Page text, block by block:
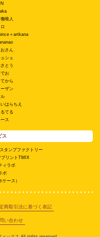
唯人
ロ
＋artkana
さん
ュシュ
さとう
お
から
ーザン
いはらちえ
てる
ス
ス
タンプファクトリー
プリントTMIX
ィラボ
ボ
ース）
商取引法に基づく表記
い合わせ